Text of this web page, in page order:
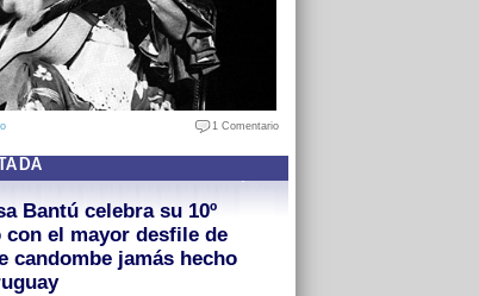
1 Comentario
Bantú celebra su 10º
con el mayor desfile de
candombe jamás hecho